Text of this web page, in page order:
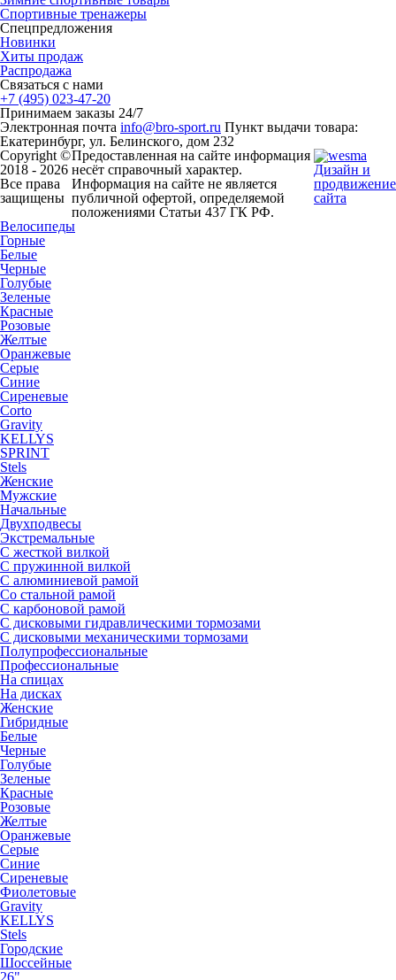
Спортивные тренажеры
Спецпредложения
Новинки
Хиты продаж
Распродажа
Связаться с нами
+7 (495) 023-47-20
Принимаем заказы 24/7
Электронная почта info@bro-sport.ru Пункт выдачи товара:
Екатеринбург, ул. Белинского, дом 232
Copyright ©
2018 - 2026
Все права
защищены
Предоставленная на сайте информация
несёт справочный характер.
Информация на сайте не является
публичной офертой, определяемой
положениями Статьи 437 ГК РФ.
Дизайн и
продвижение
сайта
Велосипеды
Горные
Белые
Черные
Голубые
Зеленые
Красные
Розовые
Желтые
Оранжевые
Серые
Синие
Сиреневые
Corto
Gravity
KELLYS
SPRINT
Stels
Женские
Мужские
Начальные
Двухподвесы
Экстремальные
С жесткой вилкой
С пружинной вилкой
С алюминиевой рамой
Со стальной рамой
С карбоновой рамой
С дисковыми гидравлическими тормозами
С дисковыми механическими тормозами
Полупрофессиональные
Профессиональные
На спицах
На дисках
Женские
Гибридные
Белые
Черные
Голубые
Зеленые
Красные
Розовые
Желтые
Оранжевые
Серые
Синие
Сиреневые
Фиолетовые
Gravity
KELLYS
Stels
Городские
Шоссейные
26"